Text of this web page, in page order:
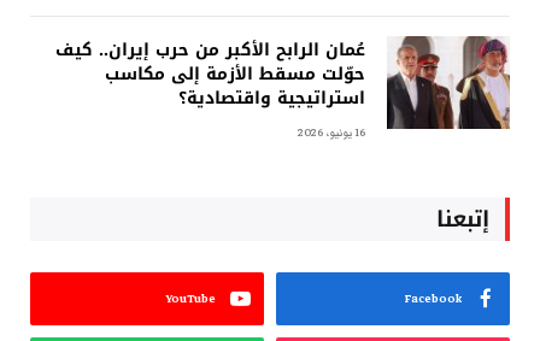
عُمان الرابح الأكبر من حرب إيران.. كيف
حوّلت مسقط الأزمة إلى مكاسب
استراتيجية واقتصادية؟
16 يونيو، 2026
إتبعنا
Facebook
YouTube